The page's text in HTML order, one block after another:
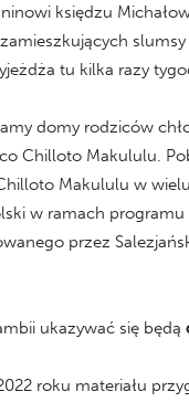
księdzu
tu kilka razy
domy rodziców
Chilloto Makululu.
Makululu w
w ramach programu
przez
ukazywać się będą
roku materiału